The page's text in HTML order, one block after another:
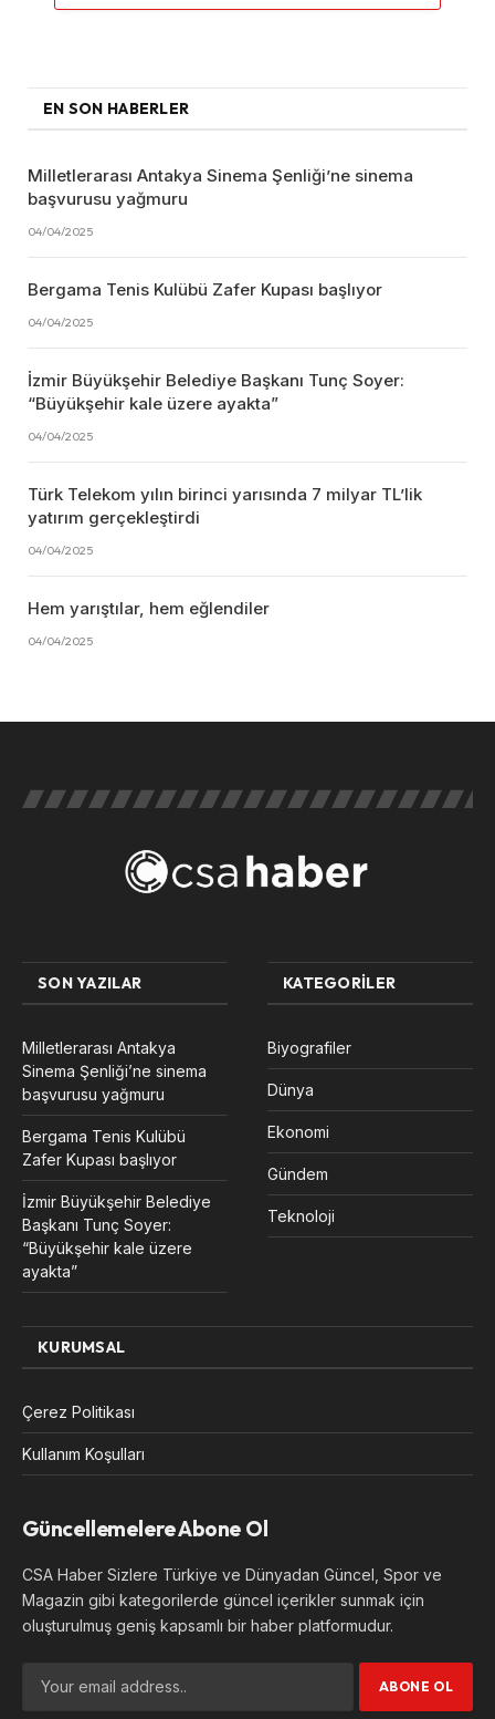
EN SON HABERLER
Milletlerarası Antakya Sinema Şenliği’ne sinema
başvurusu yağmuru
04/04/2025
Bergama Tenis Kulübü Zafer Kupası başlıyor
04/04/2025
İzmir Büyükşehir Belediye Başkanı Tunç Soyer:
“Büyükşehir kale üzere ayakta”
04/04/2025
Türk Telekom yılın birinci yarısında 7 milyar TL’lik
yatırım gerçekleştirdi
04/04/2025
Hem yarıştılar, hem eğlendiler
04/04/2025
SON YAZILAR
Milletlerarası Antakya
Sinema Şenliği’ne sinema
başvurusu yağmuru
Bergama Tenis Kulübü
Zafer Kupası başlıyor
İzmir Büyükşehir Belediye
Başkanı Tunç Soyer:
“Büyükşehir kale üzere
ayakta”
KATEGORILER
Biyografiler
Dünya
Ekonomi
Gündem
Teknoloji
KURUMSAL
Çerez Politikası
Kullanım Koşulları
Güncellemelere Abone Ol
CSA Haber Sizlere Türkiye ve Dünyadan Güncel, Spor ve
Magazin gibi kategorilerde güncel içerikler sunmak için
oluşturulmuş geniş kapsamlı bir haber platformudur.